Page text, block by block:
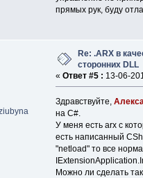
прямых рук, буду
Re: .ARX в
сторонних DLL
« Ответ #5 : 13-06-
Здравствуйте,
на С#.
У меня есть arx с
есть написанный
"netload" то все
Можно ли сделать